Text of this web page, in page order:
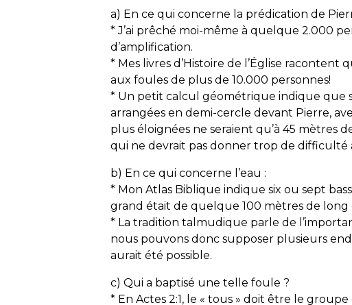
a) En ce qui concerne la prédication de
* J’ai prêché moi-même à quelque 2.000
d’amplification.
* Mes livres d’Histoire de l’Église racontent
aux foules de plus de 10.000 personnes!
* Un petit calcul géométrique indique que
arrangées en demi-cercle devant Pierre,
plus éloignées ne seraient qu’à 45 mètres
qui ne devrait pas donner trop de difficulté
b) En ce qui concerne l’eau :
* Mon Atlas Biblique indique six ou sept
grand était de quelque 100 mètres de long
* La tradition talmudique parle de
nous pouvons donc supposer plusieurs
aurait été possible.
c) Qui a baptisé une telle foule ?
* En Actes 2:1, le « tous » doit être le